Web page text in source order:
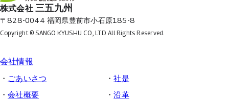
株式会社 三五九州
〒828-0044 福岡県豊前市小石原185-8
Copyright © SANGO KYUSHU CO., LTD.All Rights Reserved.
会社情報
ごあいさつ
社是
会社概要
沿革